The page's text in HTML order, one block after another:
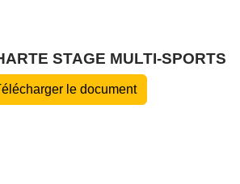
STAGE MULTI-SPORTS
le document